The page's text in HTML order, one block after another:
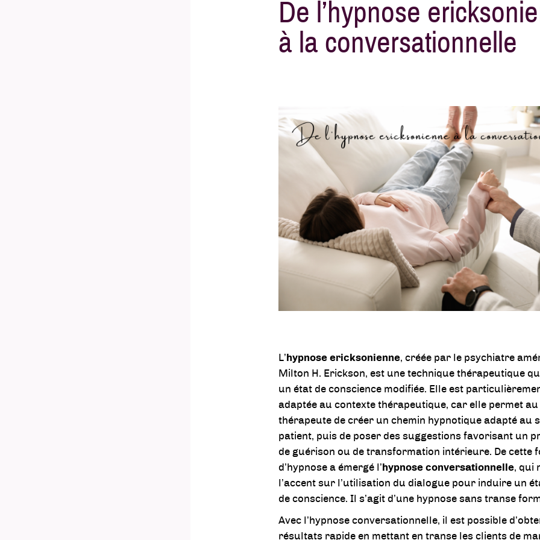
De l’hypnose
à la conversationnelle
L’ hypnose ericksonienne, créée par le psychiatre
Milton H. Erickson, est une technique thérapeutique
un état de conscience modifiée. Elle est
adaptée au contexte thérapeutique, car elle permet au
thérapeute de créer un chemin hypnotique adapté au
patient, puis de poser des suggestions favorisant un
de guérison ou de transformation intérieure. De cette
d’hypnose a émergé l’ hypnose conversationnelle, qui
l’accent sur l’utilisation du dialogue pour induire un
de conscience. Il s’agit d’une hypnose sans transe
Avec l’hypnose conversationnelle, il est possible
résultats rapide en mettant en transe les clients de